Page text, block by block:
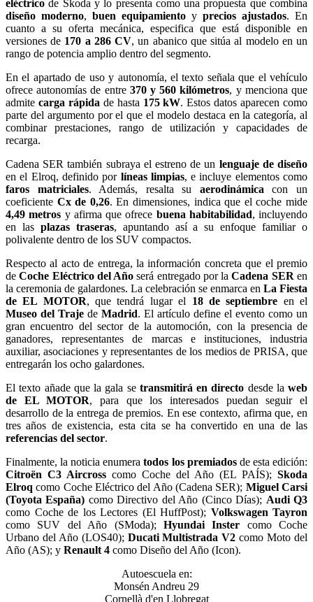
eléctrico de Skoda y lo presenta como una propuesta que combina
diseño moderno, buen equipamiento y precios ajustados. En
cuanto a su oferta mecánica, especifica que está disponible en
versiones de 170 a 286 CV, un abanico que sitúa al modelo en un
rango de potencia amplio dentro del segmento.
En el apartado de uso y autonomía, el texto señala que el vehículo
ofrece autonomías de entre 370 y 560 kilómetros, y menciona que
admite carga rápida de hasta 175 kW. Estos datos aparecen como
parte del argumento por el que el modelo destaca en la categoría, al
combinar prestaciones, rango de utilización y capacidades de
recarga.
Cadena SER también subraya el estreno de un lenguaje de diseño
en el Elroq, definido por líneas limpias, e incluye elementos como
faros matriciales. Además, resalta su aerodinámica con un
coeficiente Cx de 0,26. En dimensiones, indica que el coche mide
4,49 metros y afirma que ofrece buena habitabilidad, incluyendo
en las plazas traseras, apuntando así a su enfoque familiar o
polivalente dentro de los SUV compactos.
Respecto al acto de entrega, la información concreta que el premio
deCoche Eléctrico del Año será entregado por laCadena SER en
la ceremonia de galardones. La celebración se enmarca en La Fiesta
de EL MOTOR, que tendrá lugar el 18 de septiembre en el
Museo del Traje de Madrid. El artículo define el evento como un
gran encuentro del sector de la automoción, con la presencia de
ganadores, representantes de marcas e instituciones, industria
auxiliar, asociaciones y representantes de los medios de PRISA, que
entregarán los ocho galardones.
El texto añade que la gala se transmitirá en directo desde la web
de EL MOTOR, para que los interesados puedan seguir el
desarrollo de la entrega de premios. En ese contexto, afirma que, en
tres años de existencia, esta cita se ha convertido en una de las
referencias del sector.
Finalmente, la noticia enumeratodos los premiadosde esta edición:
Citroën C3 Aircross como Coche del Año (EL PAÍS); Skoda
Elroq como Coche Eléctrico del Año (Cadena SER); Miguel Carsi
(Toyota España) como Directivo del Año (Cinco Días); Audi Q3
como Coche de los Lectores (El HuffPost); Volkswagen Tayron
como SUV del Año (SModa); Hyundai Inster como Coche
Urbano del Año (LOS40); Ducati Multistrada V2 como Moto del
Año (AS); y Renault 4 como Diseño del Año (Icon).
Autoescuela en:
Monsén Andreu 29
Cornellà d'en Llobregat